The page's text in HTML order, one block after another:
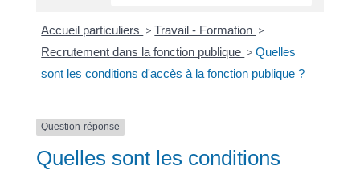
Accueil particuliers > Travail - Formation >
Recrutement dans la fonction publique > Quelles
sont les conditions d'accès à la fonction publique ?
Question-réponse
Quelles sont les conditions